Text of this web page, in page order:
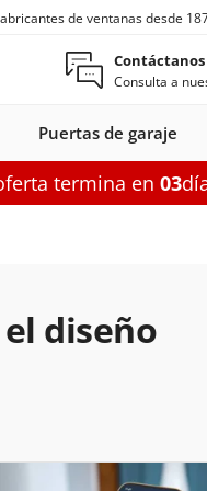
de ventanas desde
Contáctanos
Consulta a
Ventanas
auxiliares
Puertas de garaje
termina en 03
diseño